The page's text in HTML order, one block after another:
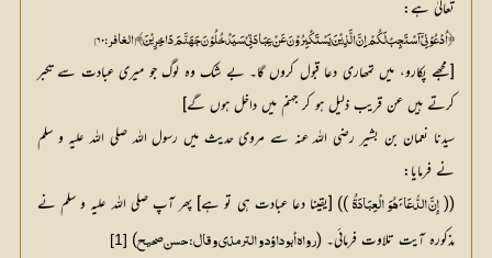
تعالیٰ ہے:
﴿ اُدْعُوْنِیْٓ اَسْتَجِبْ لَکُمْ اِِنَّ الَّذِیْنَ یَسْتَکْبِرُوْنَ عَنْ عِبَادَتِیْ سَیَدْخُلُوْنَ جَھَنَّمَ دَاخِرِیْنَ﴾ [الغافر: ۶۰]
[مجھے پکارو، میں تمھاری دعا قبول کروں گا۔ بے شک وہ لوگ جو میری عبادت سے تکبر
کرتے ہیں عن قریب ذلیل ہو کر جہنم میں داخل ہوں گے]
سیدنا نعمان بن بشیر رضی اللہ عنہ سے مروی حدیث میں رسول اللہ صلی اللہ علیہ و سلم
نے فرمایا:
((إِنَّ الدُّعَائَ ھُوَ الْعِبَادَۃُ
مذکورہ آیت تلاوت فرمائی۔ (رواہ أبوداؤد و الترمذي و قال: حسن صحیح)
[1]